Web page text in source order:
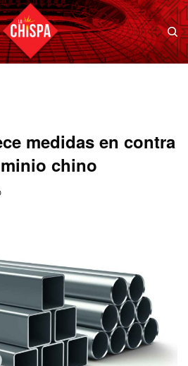
medidas en contra
chino